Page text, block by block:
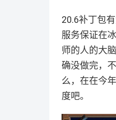
20.6补丁包
服务保证在
师的人的大
确没做完，
么，在在今
度吧。